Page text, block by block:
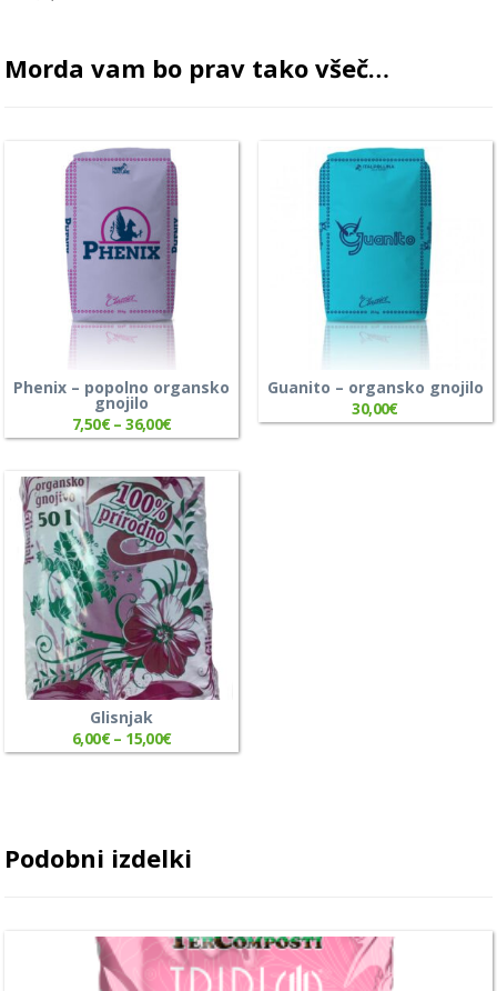
Morda vam bo prav tako všeč…
Phenix – popolno organsko
gnojilo
7,50€–36,00€
Guanito – organsko gnojilo
30,00€
Glisnjak
6,00€– 15,00€
Podobni izdelki